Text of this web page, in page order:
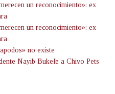
un reconocimiento»: ex
un reconocimiento»: ex
no existe
Nayib Bukele a Chivo Pets